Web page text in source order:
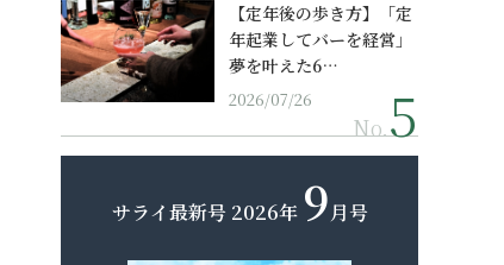
【定年後の歩き方】「定
年起業してバーを経営」
夢を叶えた6…
2026/07/26
No.
サライ最新号 2026年 9月号